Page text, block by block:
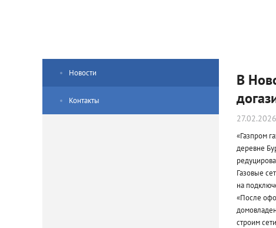
Новости
Контакты
В
27.02.2026
«Газпром
деревне
Газовые
на
«После
строим